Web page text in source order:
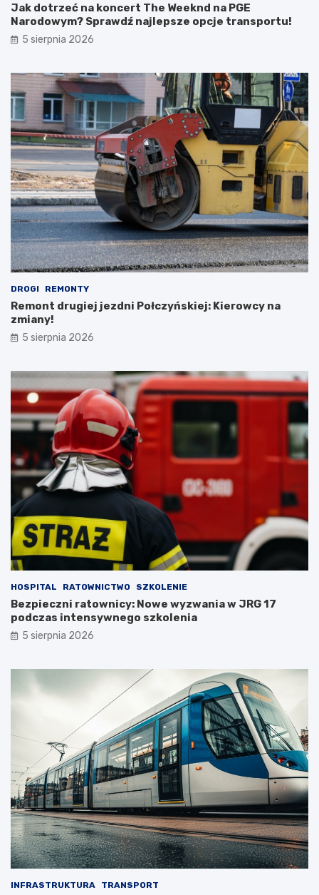
Jak dotrzeć na koncert The Weeknd na PGE
Narodowym? Sprawdź najlepsze opcje transportu!
5 sierpnia 2026
DROGI REMONTY
Remont drugiej jezdni Połczyńskiej: Kierowcy na
zmiany!
5 sierpnia 2026
HOSPITAL RATOWNICTWO SZKOLENIE
Bezpieczni ratownicy: Nowe wyzwania w JRG 17
podczas intensywnego szkolenia
5 sierpnia 2026
INFRASTRUKTURA TRANSPORT